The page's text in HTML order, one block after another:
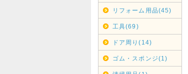
リフォーム用品(45)
工具(69)
ドア周り(14)
ゴム・スポンジ(1)